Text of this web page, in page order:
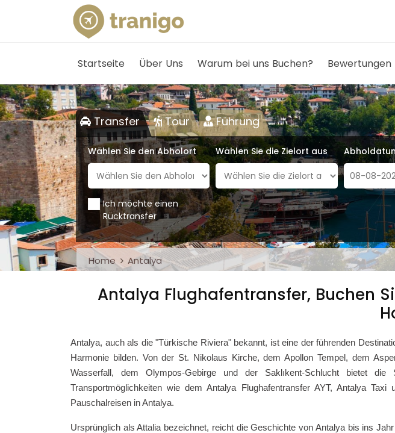
Startseite Über Uns Warum bei uns Buchen? Bewertungen
Transfer Tour Führung
Wählen Sie den Abholort Wählen Sie die Zielort aus
Ich möchte einen
Rücktransfer
Home Antalya
Antalya Flughafentransfer, Buchen
Antalya, auch als die "Türkische Riviera" bekannt, ist eine der führenden
Harmonie bilden. Von der St. Nikolaus Kirche, dem Apollon Tempel, dem
Wasserfall, dem Olympos-Gebirge und der Saklıkent-Schlucht bietet
Transportmöglichkeiten wie dem Antalya Flughafentransfer AYT, Antalya
Pauschalreisen in Antalya.
Ursprünglich als Attalia bezeichnet, reicht die Geschichte von Antalya bis ins